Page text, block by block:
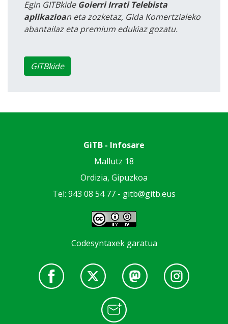
Egin GITBkide Goierri Irrati Telebista
aplikazioan eta zozketaz, Gida Komertzialeko
abantailaz eta premium edukiaz gozatu.
GITBkide
GiTB - Infosare
Mallutz 18
Ordizia, Gipuzkoa
Tel: 943 08 54 77 - gitb@gitb.eus
Codesyntaxek garatua